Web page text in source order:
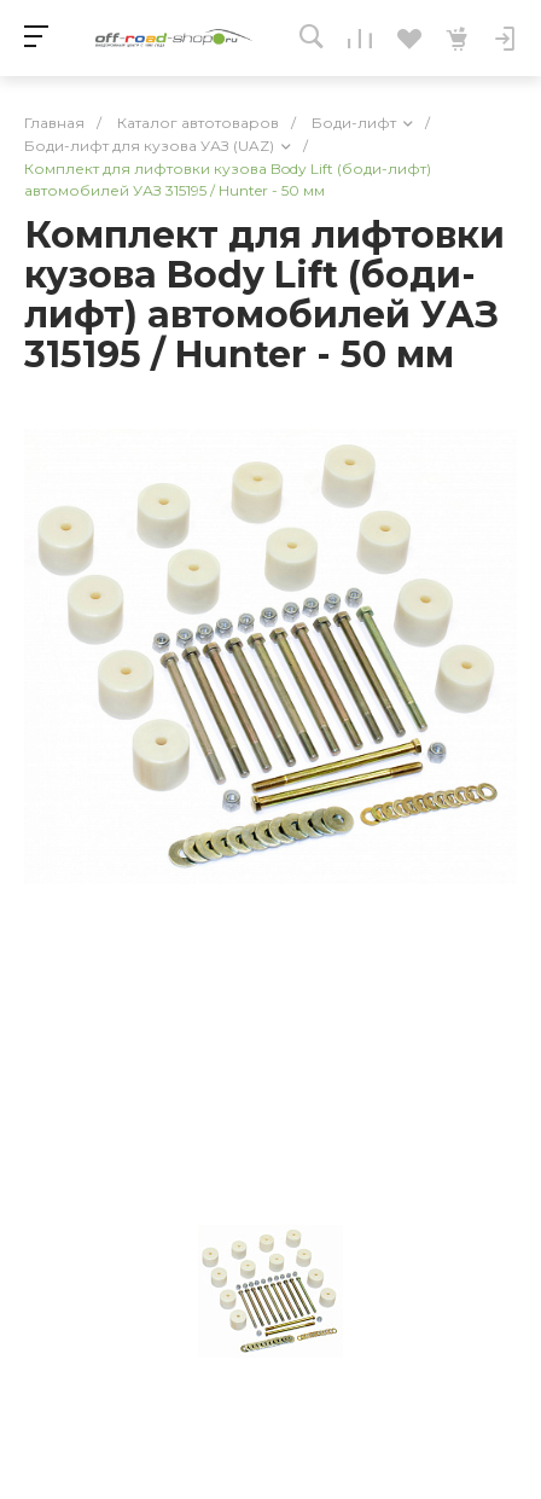
Главная / Каталог автотоваров / Боди-лифт
/
Боди-лифт для кузова УАЗ (UAZ)
/
Комплект для лифтовки кузова Body Lift (боди-лифт)
автомобилей УАЗ 315195 / Hunter - 50 мм
Комплект для лифтовки
кузова Body Lift (боди-
лифт) автомобилей УАЗ
315195 / Hunter - 50 мм